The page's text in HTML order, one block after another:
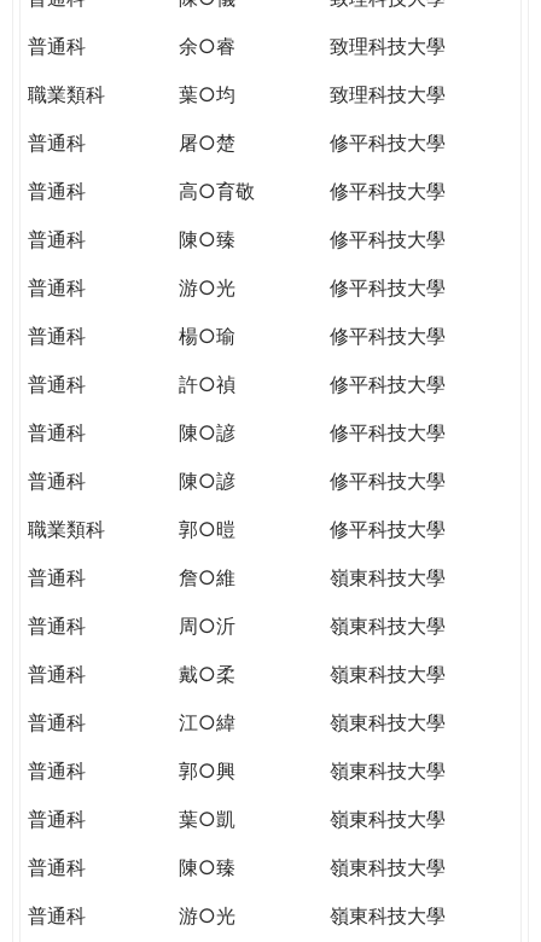
普通科
余○睿
致理科技大學
職業類科
葉○均
致理科技大學
普通科
屠○楚
修平科技大學
普通科
高○育敬
修平科技大學
普通科
陳○臻
修平科技大學
普通科
游○光
修平科技大學
普通科
楊○瑜
修平科技大學
普通科
許○禎
修平科技大學
普通科
陳○諺
修平科技大學
普通科
陳○諺
修平科技大學
職業類科
郭○暟
修平科技大學
普通科
詹○維
嶺東科技大學
普通科
周○沂
嶺東科技大學
普通科
戴○柔
嶺東科技大學
普通科
江○緯
嶺東科技大學
普通科
郭○興
嶺東科技大學
普通科
葉○凱
嶺東科技大學
普通科
陳○臻
嶺東科技大學
普通科
游○光
嶺東科技大學